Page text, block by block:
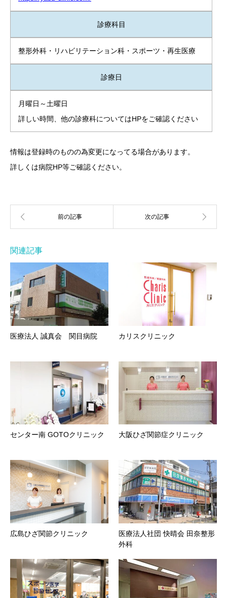
診療科目
整形外科・リハビリテーション科・スポーツ・再生医療
診療日
月曜日～土曜日
詳しい時間、他の診療科についてはHPをご確認ください
情報は登録時のものの為変更になってる場合があります。
詳しくは病院HP等ご確認ください。
関連記事
医療法人 誠真会 関目病院 カリスクリニック
センター南 GOTOクリニック 大阪ひざ関節症クリニック
広島ひざ関節クリニック
医療法人社団 快晴会 田奈整形
外科